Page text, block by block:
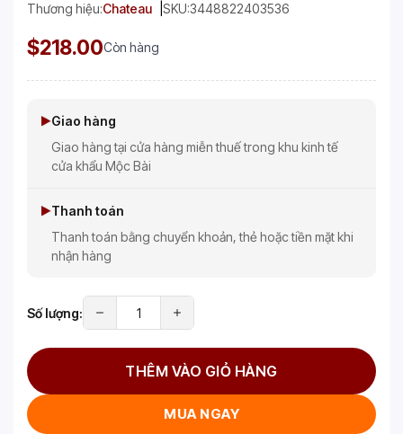
Thương hiệu:Chateau SKU:3448822403536
$218.00Còn hàng
Giao hàng
Giao hàng tại cửa hàng miễn thuế trong khu kinh tế
cửa khẩu Mộc Bài
Thanh toán
Thanh toán bằng chuyển khoản, thẻ hoặc tiền mặt khi
nhận hàng
Số lượng:
THÊM VÀO GIỎ HÀNG
MUA NGAY